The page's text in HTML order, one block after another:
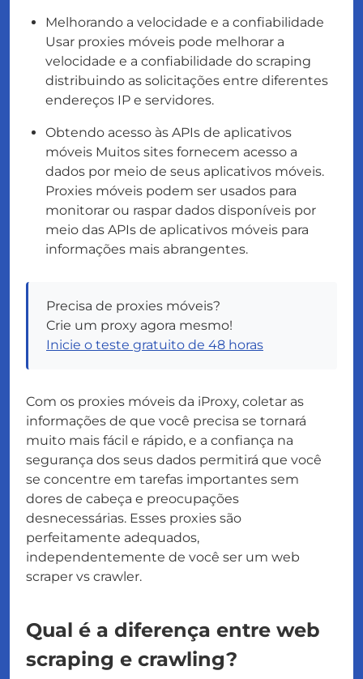
Melhorando a velocidade e a confiabilidade
Usar proxies móveis pode melhorar a
velocidade e a confiabilidade do scraping
distribuindo as solicitações entre diferentes
endereços IP e servidores.
Obtendo acesso às APIs de aplicativos
móveis Muitos sites fornecem acesso a
dados por meio de seus aplicativos móveis.
Proxies móveis podem ser usados para
monitorar ou raspar dados disponíveis por
meio das APIs de aplicativos móveis para
informações mais abrangentes.
Precisa de proxies móveis?
Crie um proxy agora mesmo!
Inicie o teste gratuito de 48 horas
Com os proxies móveis da iProxy, coletar as
informações de que você precisa se tornará
muito mais fácil e rápido, e a confiança na
segurança dos seus dados permitirá que você
se concentre em tarefas importantes sem
dores de cabeça e preocupações
desnecessárias. Esses proxies são
perfeitamente adequados,
independentemente de você ser um web
scraper vs crawler.
Qual é a diferença entre web
scraping e crawling?